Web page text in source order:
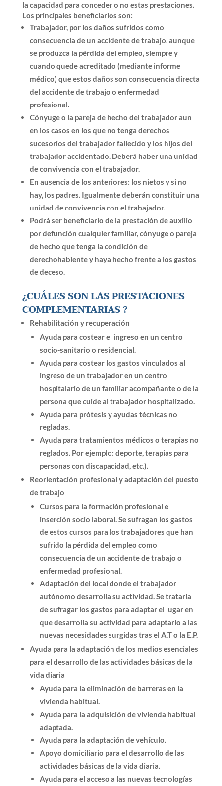
la capacidad para conceder o no estas prestaciones.
Los principales beneficiarios son:
Trabajador, por los daños sufridos como
consecuencia de un accidente de trabajo, aunque
se produzca la pérdida del empleo, siempre y
cuando quede acreditado (mediante informe
médico) que estos daños son consecuencia directa
del accidente de trabajo o enfermedad
profesional.
Cónyuge o la pareja de hecho del trabajador aun
en los casos en los que no tenga derechos
sucesorios del trabajador fallecido y los hijos del
trabajador accidentado. Deberá haber una unidad
de convivencia con el trabajador.
En ausencia de los anteriores: los nietos y si no
hay, los padres. Igualmente deberán constituir una
unidad de convivencia con el trabajador.
Podrá ser beneficiario de la prestación de auxilio
por defunción cualquier familiar, cónyuge o pareja
de hecho que tenga la condición de
derechohabiente y haya hecho frente a los gastos
de deceso.
¿CUÁLES SON LAS PRESTACIONES
COMPLEMENTARIAS ?
Rehabilitación y recuperación
Ayuda para costear el ingreso en un centro
socio-sanitario o residencial.
Ayuda para costear los gastos vinculados al
ingreso de un trabajador en un centro
hospitalario de un familiar acompañante o de la
persona que cuide al trabajador hospitalizado.
Ayuda para prótesis y ayudas técnicas no
regladas.
Ayuda para tratamientos médicos o terapias no
reglados. Por ejemplo: deporte, terapias para
personas con discapacidad, etc.).
Reorientación profesional y adaptación del puesto
de trabajo
Cursos para la formación profesional e
inserción socio laboral. Se sufragan los gastos
de estos cursos para los trabajadores que han
sufrido la pérdida del empleo como
consecuencia de un accidente de trabajo o
enfermedad profesional.
Adaptación del local donde el trabajador
autónomo desarrolla su actividad. Se trataría
de sufragar los gastos para adaptar el lugar en
que desarrolla su actividad para adaptarlo a las
nuevas necesidades surgidas tras el A.T o la E.P.
Ayuda para la adaptación de los medios esenciales
para el desarrollo de las actividades básicas de la
vida diaria
Ayuda para la eliminación de barreras en la
vivienda habitual.
Ayuda para la adquisición de vivienda habitual
adaptada.
Ayuda para la adaptación de vehículo.
Apoyo domiciliario para el desarrollo de las
actividades básicas de la vida diaria.
Ayuda para el acceso a las nuevas tecnologías